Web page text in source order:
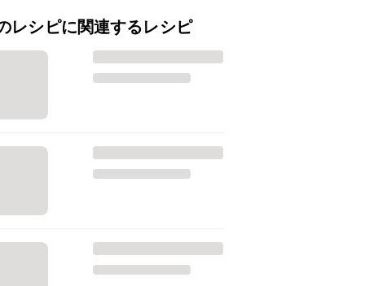
レシピに関連するレシピ